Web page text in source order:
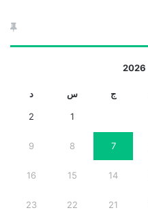
ج س د
1
2
7
8
9
14
15
16
21
22
23